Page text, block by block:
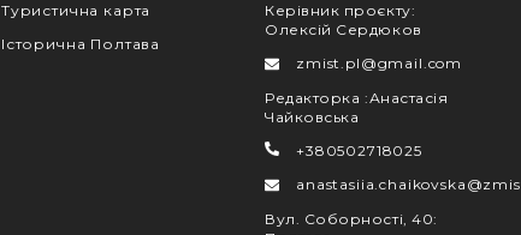
Туристична карта
Історична Полтава
Керівник проєкту:
Олексій Сердюков
zmist.pl@gmail.com
Редакторка :Анастасія
Чайковська
+380502718025
Вул. Соборності, 40: